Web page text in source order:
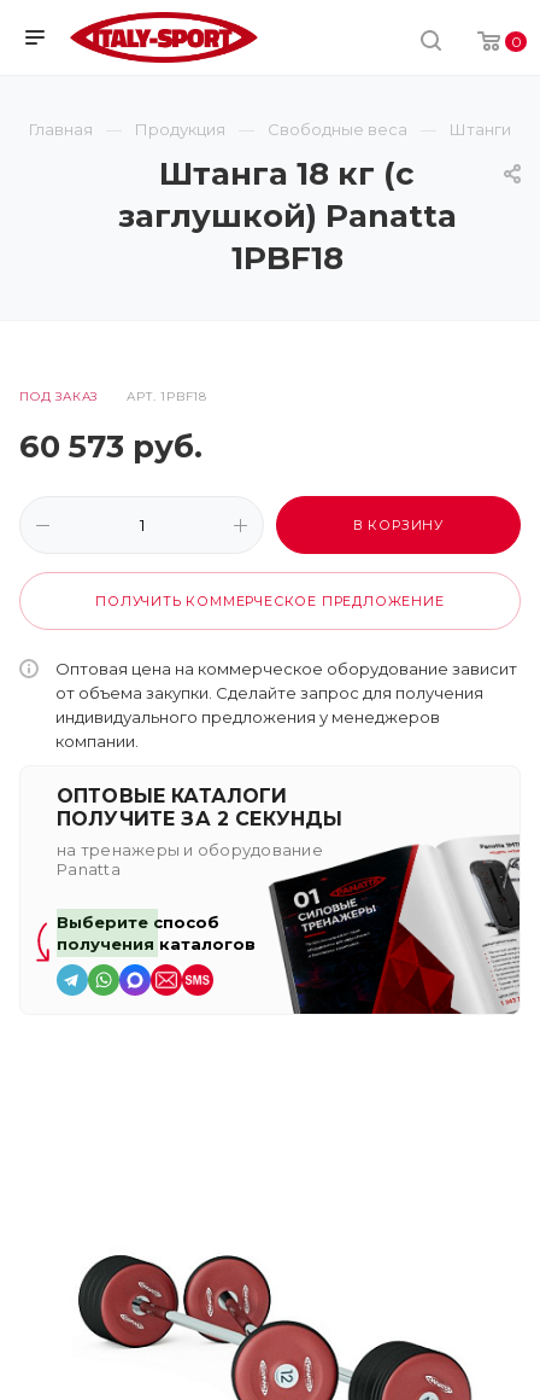
0
Главная Продукция Свободные веса Штанги
Штанга 18 кг (с
заглушкой) Panatta
1PBF18
ПОД ЗАКАЗ АРТ.1PBF18
60 573 руб.
В КОРЗИНУ
ПОЛУЧИТЬ КОММЕРЧЕСКОЕ ПРЕДЛОЖЕНИЕ
Оптовая цена на коммерческое оборудование зависит
от объема закупки. Сделайте запрос для получения
индивидуального предложения у менеджеров
компании.
ОПТОВЫЕ КАТАЛОГИ
ПОЛУЧИТЕ ЗА 2 СЕКУНДЫ
на тренажеры и оборудование
Panatta
Выберите способ
получения каталогов